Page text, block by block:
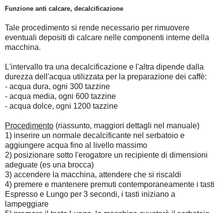
Funzione anti calcare, decalcificazione
Tale procedimento si rende necessario per rimuovere
eventuali depositi di calcare nelle componenti interne della
macchina.
L'intervallo tra una decalcificazione e l'altra dipende dalla
durezza dell'acqua utilizzata per la preparazione dei caffè:
- acqua dura, ogni 300 tazzine
- acqua media, ogni 600 tazzine
- acqua dolce, ogni 1200 tazzine
Procedimento (riassunto, maggiori dettagli nel manuale)
1) inserire un normale decalcificante nel serbatoio e
aggiungere acqua fino al livello massimo
2) posizionare sotto l'erogatore un recipiente di dimensioni
adeguate (es una brocca)
3) accendere la macchina, attendere che si riscaldi
4) premere e mantenere premuti contemporaneamente i tasti
Espresso e Lungo per 3 secondi, i tasti iniziano a
lampeggiare